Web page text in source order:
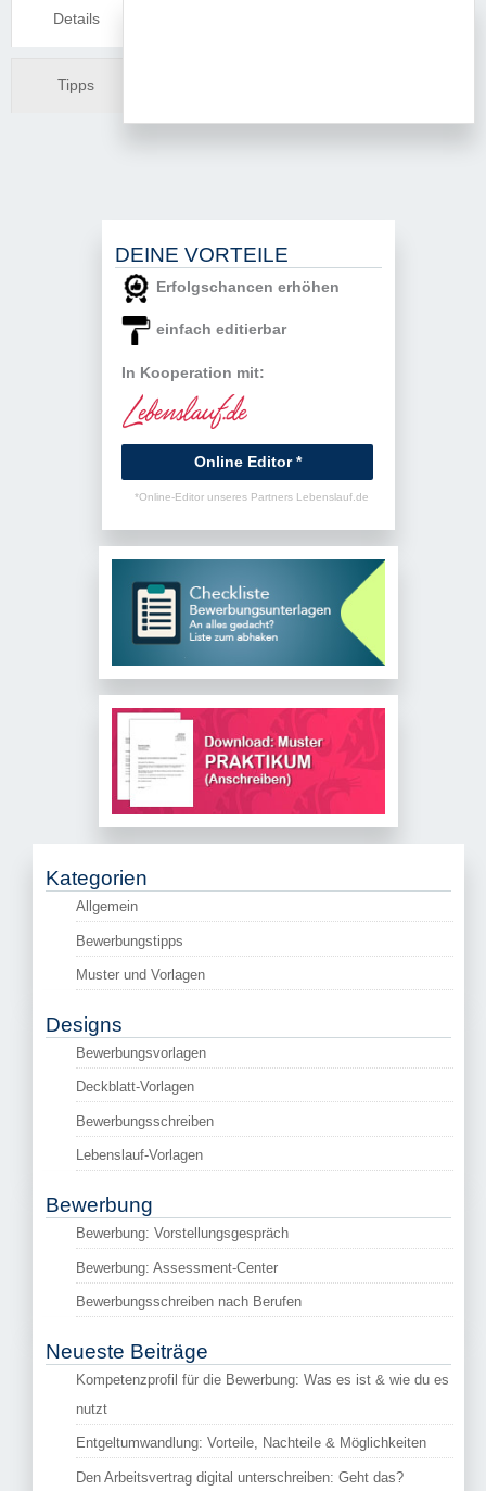
Details
Tipps
DEINE VORTEILE
Erfolgschancen erhöhen
einfach editierbar
In Kooperation mit:
Online Editor *
*Online-Editor unseres Partners Lebenslauf.de
Kategorien
Allgemein
Bewerbungstipps
Muster und Vorlagen
Designs
Bewerbungsvorlagen
Deckblatt-Vorlagen
Bewerbungsschreiben
Lebenslauf-Vorlagen
Bewerbung
Bewerbung: Vorstellungsgespräch
Bewerbung: Assessment-Center
Bewerbungsschreiben nach Berufen
Neueste Beiträge
Kompetenzprofil für die Bewerbung: Was es ist & wie du es
nutzt
Entgeltumwandlung: Vorteile, Nachteile & Möglichkeiten
Den Arbeitsvertrag digital unterschreiben: Geht das?